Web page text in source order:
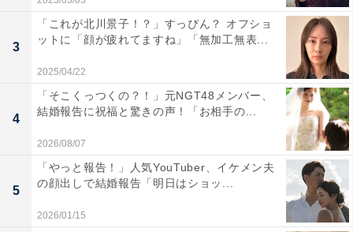
3
「これが北川景子！？」すっぴん？ オフショ
ットに「顔が疲れてますね」「無加工無表...
2025/04/22
4
「そこくっつくの？！」元NGT48メンバー、
結婚報告に祝福と驚きの声！「お相手の...
2026/08/07
5
「やっと報告！」人気YouTuber、イケメン夫
の顔出しで結婚報告「明日はショッ...
2026/01/15